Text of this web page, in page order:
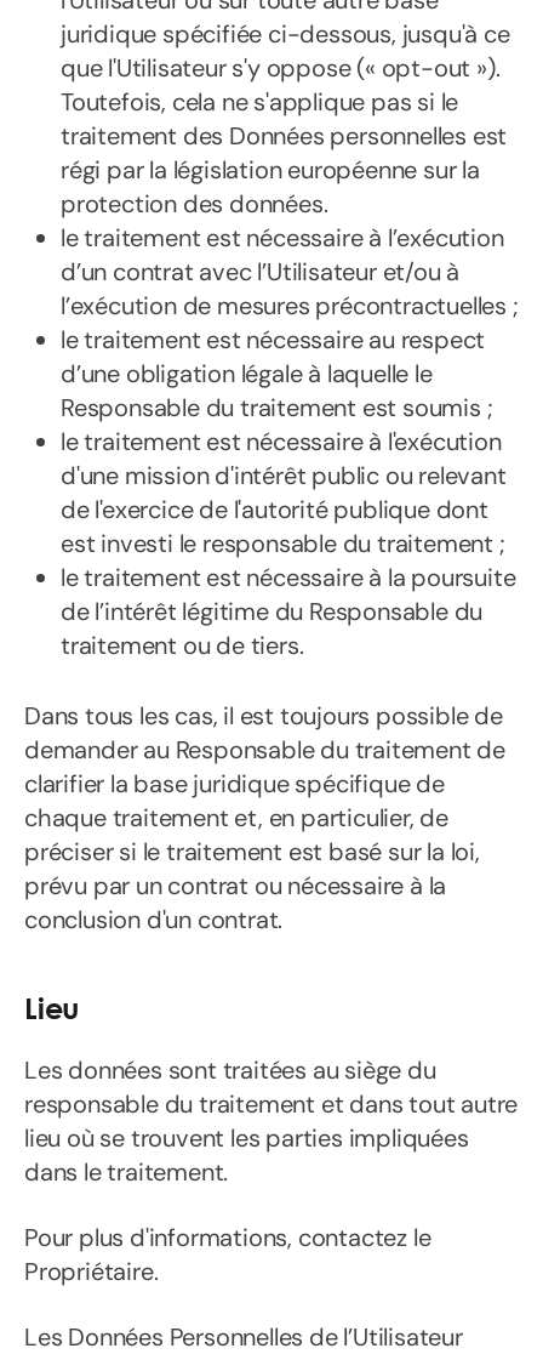
juridique spécifiée ci-dessous, jusqu'à ce
que l'Utilisateur s'y oppose (« opt-out »).
Toutefois, cela ne s'applique pas si le
traitement des Données personnelles est
régi par la législation européenne sur la
protection des données.
le traitement est nécessaire à l’exécution
d’un contrat avec l’Utilisateur et/ou à
l’exécution de mesures précontractuelles ;
le traitement est nécessaire au respect
d’une obligation légale à laquelle le
Responsable du traitement est soumis ;
le traitement est nécessaire à l'exécution
d'une mission d'intérêt public ou relevant
de l'exercice de l'autorité publique dont
est investi le responsable du traitement ;
le traitement est nécessaire à la poursuite
de l’intérêt légitime du Responsable du
traitement ou de tiers.
Dans tous les cas, il est toujours possible de
demander au Responsable du traitement de
clarifier la base juridique spécifique de
chaque traitement et, en particulier, de
préciser si le traitement est basé sur la loi,
prévu par un contrat ou nécessaire à la
conclusion d'un contrat.
Lieu
Les données sont traitées au siège du
responsable du traitement et dans tout autre
lieu où se trouvent les parties impliquées
dans le traitement.
Pour plus d'informations, contactez le
Propriétaire.
Les Données Personnelles de l’Utilisateur